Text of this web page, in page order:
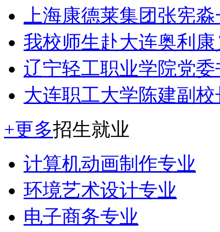
上海康德莱集团张宪
我校师生赴大连奥利
辽宁轻工职业学院党
大连职工大学陈建副
+更多招生就业
计算机动画制作专业
环境艺术设计专业
电子商务专业